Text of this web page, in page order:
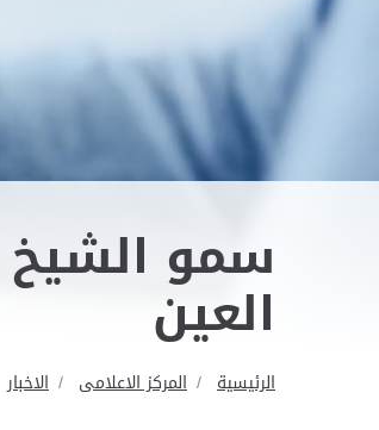
سمو الشيخ
العين
الرئيسية المركز الاعلامى الاخبار